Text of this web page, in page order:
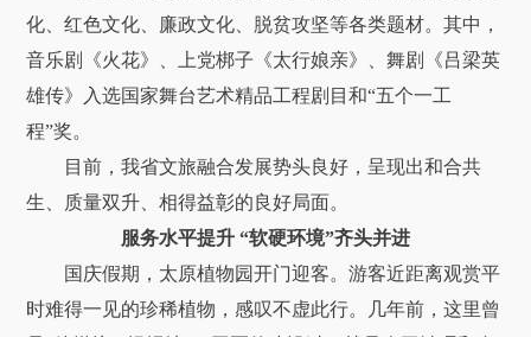
化、红色文化、廉政文化、脱贫攻坚等各类题材。其中，
音乐剧《火花》、上党梆子《太行娘亲》、舞剧《吕梁英
雄传》入选国家舞台艺术精品工程剧目和“五个一工
程”奖。
目前，我省文旅融合发展势头良好，呈现出和合共
生、质量双升、相得益彰的良好局面。
服务水平提升 “软硬环境”齐头并进
国庆假期，太原植物园开门迎客。游客近距离观赏平
时难得一见的珍稀植物，感叹不虚此行。几年前，这里曾